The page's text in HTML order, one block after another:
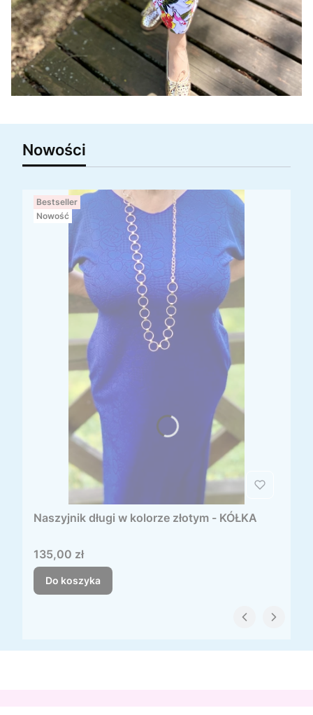
Nowości
Bestseller
Nowość
Naszyjnik długi w kolorze złotym - KÓŁKA
Cena
135,00 zł
Do koszyka